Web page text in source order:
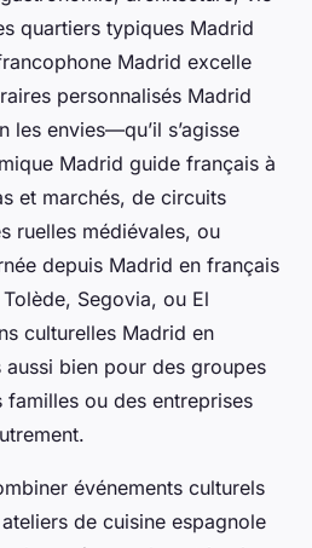
quartiers typiques Madrid
Madrid excelle
personnalisés Madrid
les envies—qu’il s’agisse
Madrid guide français à
et marchés, de circuits
ruelles médiévales, ou
depuis Madrid en français
Segovia, ou El
culturelles Madrid en
bien pour des groupes
ou des entreprises
événements culturels
de cuisine espagnole